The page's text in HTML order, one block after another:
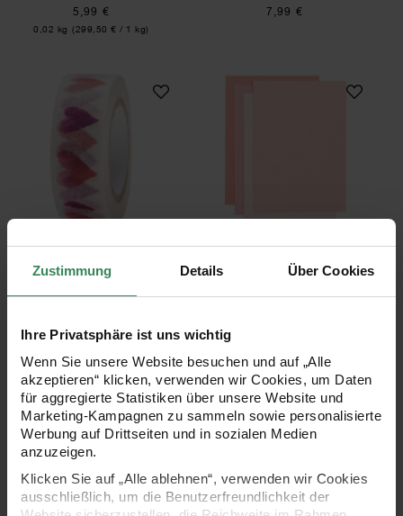
Zustimmung Details Über Cookies
Ihre Privatsphäre ist uns wichtig
Wenn Sie unsere Website besuchen und auf „Alle
akzeptieren“ klicken, verwenden wir Cookies, um Daten
für aggregierte Statistiken über unsere Website und
Marketing-Kampagnen zu sammeln sowie personalisierte
Werbung auf Drittseiten und in sozialen Medien
anzuzeigen.
Klicken Sie auf „Alle ablehnen“, verwenden wir Cookies
ausschließlich, um die Benutzerfreundlichkeit der
5,99 €
Inhalt:
0,02 kg (299,50 € / 1 kg)
7,99 €
Paper Poetry Tape It must be love Herzen
1,5cm 10m
3,79 €
Paper Poetry
24-teilig
Paper Poetry Mini-Sticker La Vie en Rose
Paper Poetry